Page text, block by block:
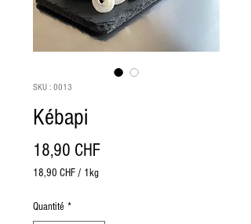
SKU : 0013
Kébapi
18,90 CHFPrix
18,90 CHF/ 1kg
pour
Quantité *